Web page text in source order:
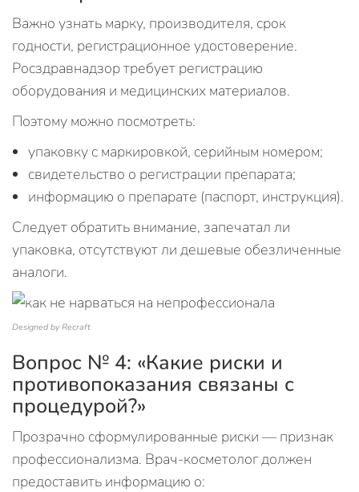
Важно узнать марку, производителя, срок
годности, регистрационное удостоверение.
Росздравнадзор требует регистрацию
оборудования и медицинских материалов.
Поэтому можно посмотреть:
упаковку с маркировкой, серийным номером;
свидетельство о регистрации препарата;
информацию о препарате (паспорт, инструкция).
Следует обратить внимание, запечатал ли
упаковка, отсутствуют ли дешевые обезличенные
аналоги.
Designed by Recraft
Вопрос № 4: «Какие риски и
противопоказания связаны с
процедурой?»
Прозрачно сформулированные риски — признак
профессионализма. Врач-косметолог должен
предоставить информацию о: